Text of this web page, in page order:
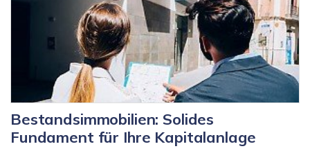
Bestandsimmobilien: Solides
Fundament für Ihre Kapitalanlage